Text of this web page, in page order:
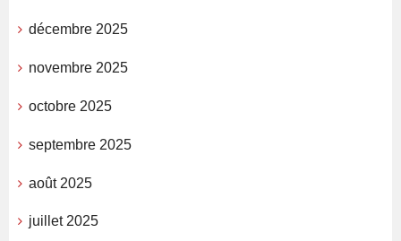
décembre 2025
novembre 2025
octobre 2025
septembre 2025
août 2025
juillet 2025